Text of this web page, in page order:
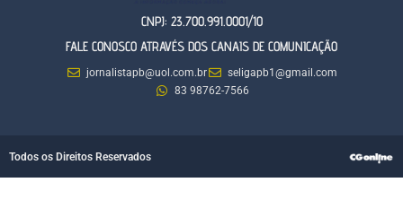
CNPJ: 23.700.991.0001/10
FALE CONOSCO ATRAVÉS DOS CANAIS DE COMUNICAÇÃO
jornalistapb@uol.com.br
seligapb1@gmail.com
83 98762-7566
Todos os Direitos Reservados